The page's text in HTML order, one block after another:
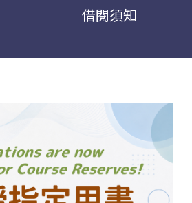
借閱須知